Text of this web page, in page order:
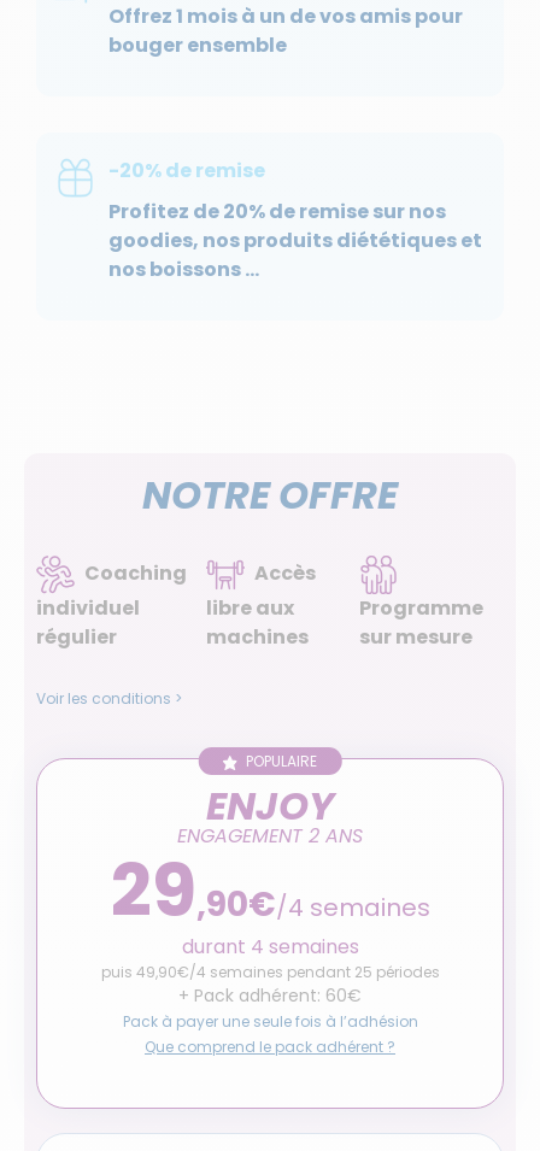
Offrez 1 mois à un de vos amis pour
bouger ensemble
-20% de remise
Profitez de 20% de remise sur nos
goodies, nos produits diététiques et
nos boissons …
NOTRE OFFRE
Coaching
individuel
régulier
Accès
libre aux
machines
Programme
sur mesure
Voir les conditions >
POPULAIRE
ENJOY
ENGAGEMENT 2 ANS
29,90€/4 semaines
durant 4 semaines
puis 49,90€/4 semaines pendant 25 périodes
+ Pack adhérent: 60€
Pack à payer une seule fois à l’adhésion
Que comprend le pack adhérent ?